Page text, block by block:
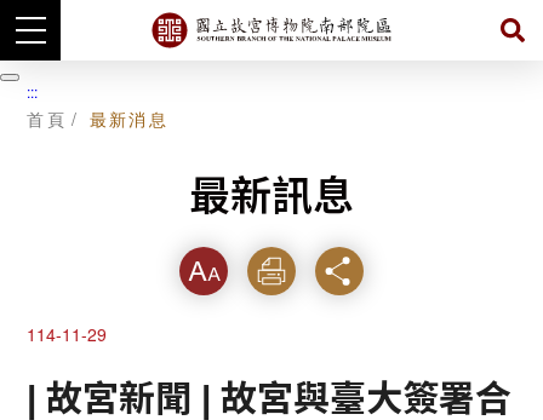
跳
到
暫
停
:::
首頁 最新消息
最新訊息
字級 列印 分享
114-11-29
| 故宮新聞 | 故宮與臺大簽署合